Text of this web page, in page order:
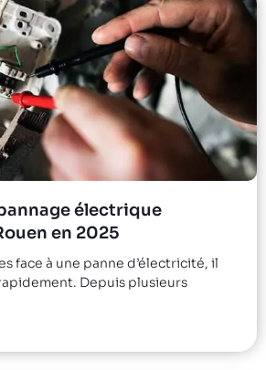
électrique
en 2025
face à une panne d’électricité, il
Depuis plusieurs